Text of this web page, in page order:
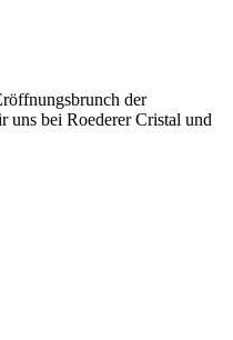
der
uns bei Roederer Cristal und